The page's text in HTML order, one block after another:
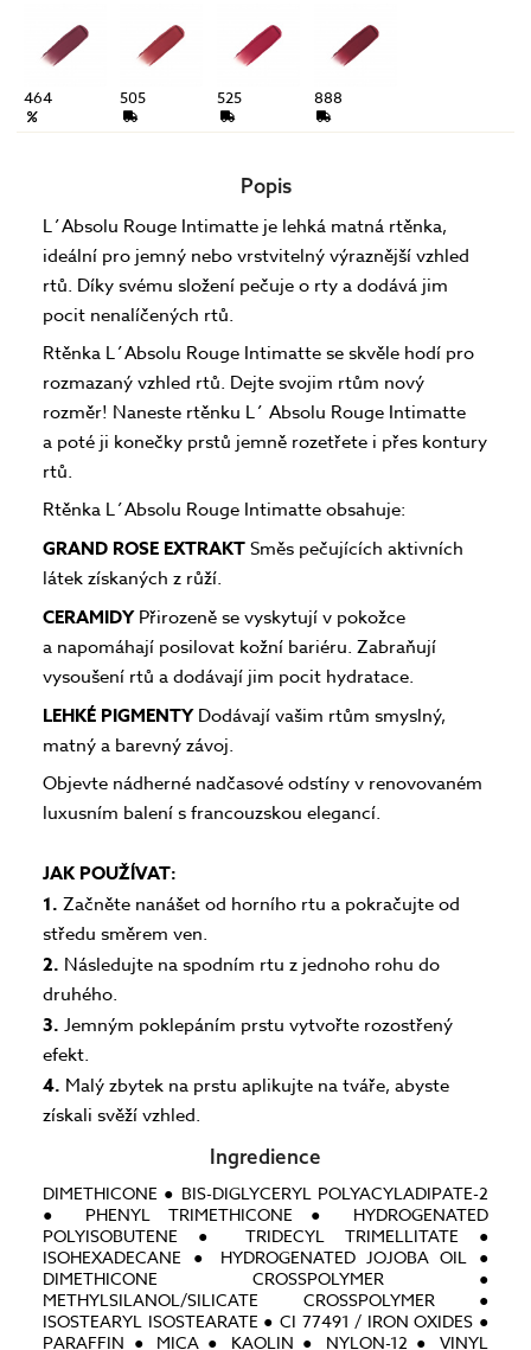
464 505 525 888
Popis
L´Absolu Rouge Intimatte je lehká matná rtěnka,
ideální pro jemný nebo vrstvitelný výraznější vzhled
rtů. Díky svému složení pečuje o rty a dodává jim
pocit nenalíčených rtů.
Rtěnka L´Absolu Rouge Intimatte se skvěle hodí pro
rozmazaný vzhled rtů. Dejte svojim rtům nový
rozměr! Naneste rtěnku L´ Absolu Rouge Intimatte
a poté ji konečky prstů jemně rozetřete i přes kontury
rtů.
Rtěnka L´Absolu Rouge Intimatte obsahuje:
GRAND ROSE EXTRAKTSměs pečujících aktivních
látek získaných z růží.
CERAMIDYPřirozeně se vyskytují v pokožce
a napomáhají posilovat kožní bariéru. Zabraňují
vysoušení rtů a dodávají jim pocit hydratace.
LEHKÉ PIGMENTYDodávají vašim rtům smyslný,
matný a barevný závoj.
Objevte nádherné nadčasové odstíny v renovovaném
luxusním balení s francouzskou elegancí.
JAK POUŽÍVAT:
1. Začněte nanášet od horního rtu a pokračujte od
středu směrem ven.
2. Následujte na spodním rtu z jednoho rohu do
druhého.
3. Jemným poklepáním prstu vytvořte rozostřený
efekt.
4. Malý zbytek na prstu aplikujte na tváře, abyste
získali svěží vzhled.
Ingredience
DIMETHICONE ● BIS-DIGLYCERYL POLYACYLADIPATE-2
● PHENYL TRIMETHICONE ● HYDROGENATED
POLYISOBUTENE ● TRIDECYL TRIMELLITATE ●
ISOHEXADECANE ● HYDROGENATED JOJOBA OIL ●
DIMETHICONE CROSSPOLYMER ●
METHYLSILANOL/SILICATE CROSSPOLYMER ●
ISOSTEARYL ISOSTEARATE ● CI 77491 / IRON OXIDES ●
PARAFFIN ● MICA ● KAOLIN ● NYLON-12 ● VINYL